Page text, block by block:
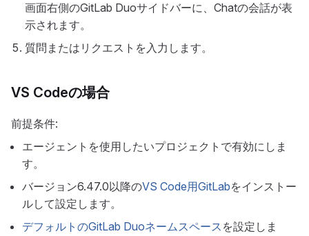
画面右側のGitLab Duoサイドバーに、Chatの会話が表
示されます。
質問またはリクエストを入力します。
VS Codeの場合
前提条件:
エージェントを使用したいプロジェクトで有効にしま
す。
バージョン6.47.0以降のVS Code用GitLabをインストー
ルして設定します。
デフォルトのGitLab Duoネームスペース を設定しま